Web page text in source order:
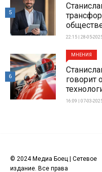
22:15 | 28-05-
5
МНЕНИЯ
говорит
16:09 | 07-03-
6
© 2024 Медиа Боец | Сетевое
издание. Все права